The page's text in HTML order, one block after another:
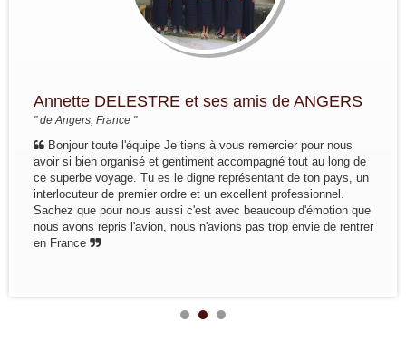
Annette DELESTRE et ses amis de ANGERS
" de Angers, France "
Bonjour toute l'équipe Je tiens à vous remercier pour nous
avoir si bien organisé et gentiment accompagné tout au long de
ce superbe voyage. Tu es le digne représentant de ton pays, un
interlocuteur de premier ordre et un excellent professionnel.
Sachez que pour nous aussi c'est avec beaucoup d'émotion que
nous avons repris l'avion, nous n'avions pas trop envie de rentrer
en France